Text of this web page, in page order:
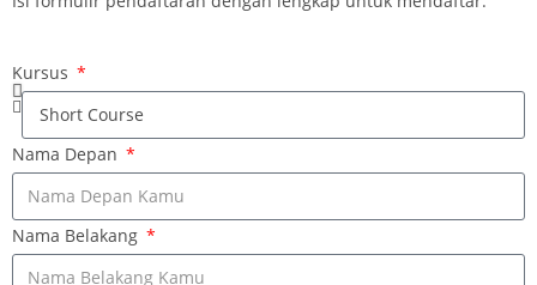
Kursus
Nama Depan
Nama Belakang